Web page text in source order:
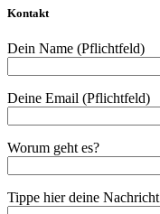
Kontakt
Dein Name (Pflichtfeld)
Deine Email (Pflichtfeld)
Worum geht es?
Tippe hier deine Nachricht